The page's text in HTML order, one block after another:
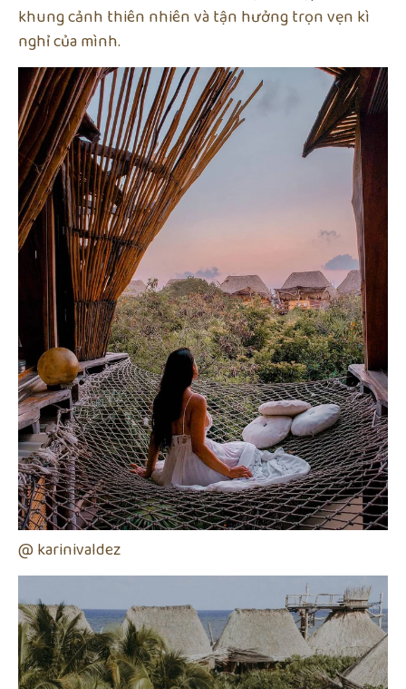
khung cảnh thiên nhiên và tận hưởng trọn vẹn kì
nghỉ của mình.
@ karinivaldez